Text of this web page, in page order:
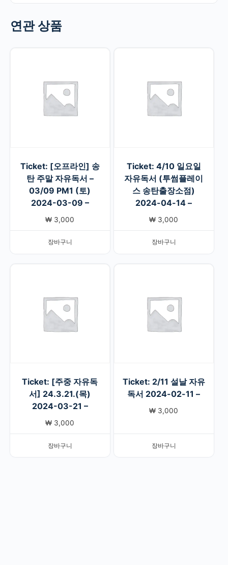
연관 상품
Ticket: [오프라인] 송
탄 주말 자유독서 –
03/09 PM1 (토)
2024-03-09 –
₩ 3,000
장바구니
Ticket: 4/10 일요일
자유독서 (투썸플레이
스 송탄출장소점)
2024-04-14 –
₩ 3,000
장바구니
Ticket: [주중 자유독
서] 24.3.21.(목)
2024-03-21 –
₩ 3,000
장바구니
Ticket: 2/11 설날 자유
독서 2024-02-11 –
₩ 3,000
장바구니